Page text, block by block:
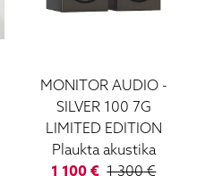
MONITOR AUDIO-
SILVER 100 7G
LIMITED EDITION
Plaukta akustika
1 100 € 1 300€